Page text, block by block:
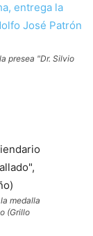
presea "Dr. Silvio
medalla
(Grillo